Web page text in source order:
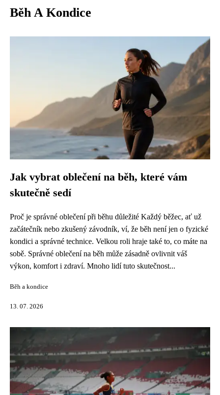
Běh A Kondice
Jak vybrat oblečení na běh, které vám
skutečně sedí
Proč je správné oblečení při běhu důležité Každý běžec, ať už
začátečník nebo zkušený závodník, ví, že běh není jen o fyzické
kondici a správné technice. Velkou roli hraje také to, co máte na
sobě. Správné oblečení na běh může zásadně ovlivnit váš
výkon, komfort i zdraví. Mnoho lidí tuto skutečnost...
Běh a kondice
13. 07. 2026